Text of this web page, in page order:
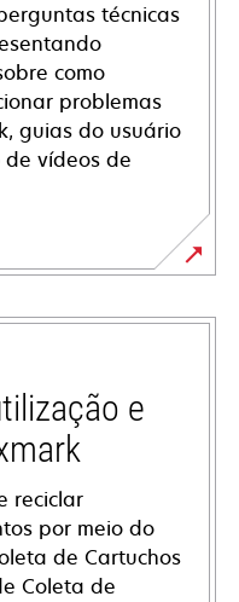
técnicas
como
problemas
guias do usuário
vídeos de
e
reciclar
por meio do
de Cartuchos
Coleta de